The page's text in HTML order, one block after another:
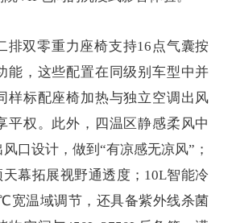
排双零重力座椅支持16点气囊按
能，这些配置在同级别车型中并
样标配座椅加热与独立空调出风
平权。此外，四温区静感柔风中
口设计，做到“有凉感无凉风”；
幕拓展视野通透度；10L智能冷
宽温域调节，还具备紫外线杀菌